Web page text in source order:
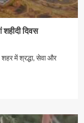
दिवस
में श्रद्धा, सेवा और